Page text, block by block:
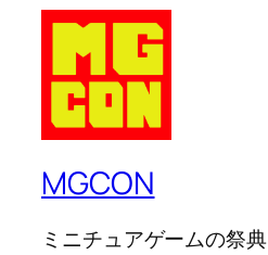
MGCON
ミニチュアゲームの祭典